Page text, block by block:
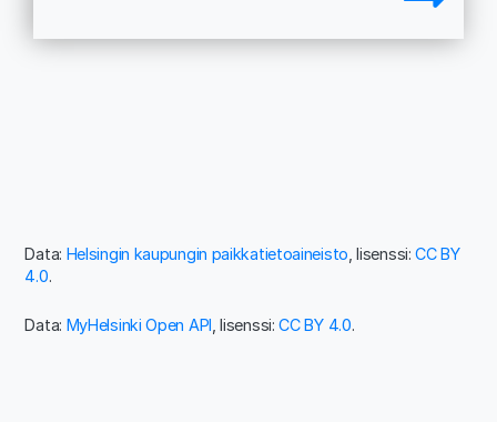
Data: Helsingin kaupungin paikkatietoaineisto , lisenssi:CC BY
4.0.
Data: MyHelsinki Open API , lisenssi:CC BY 4.0.